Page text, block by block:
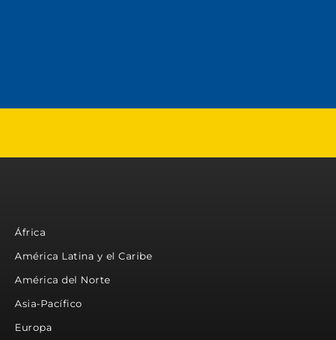
África
América Latina y el Caribe
América del Norte
Asia-Pacífico
Europa